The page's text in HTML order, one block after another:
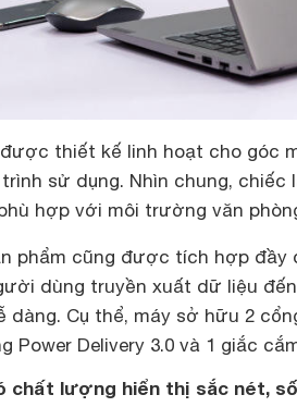
thiết kế linh hoạt cho góc
sử dụng. Nhìn chung,
hợp với môi trường văn
phẩm cũng được tích hợp đầy
dùng truyền xuất dữ liệu
dàng. Cụ thể, máy sở hữu 2
Power Delivery 3.0 và 1 giắc
chất lượng hiển thị sắc nét,